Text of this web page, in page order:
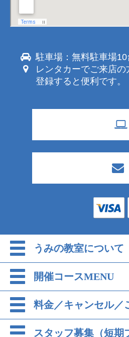
駐車場：無料駐車場10
レンタカーでご来店
登録すると便利です。
うみの教室について
開催コースMENU
料金／キャンセル／
スタッフ募集（短期